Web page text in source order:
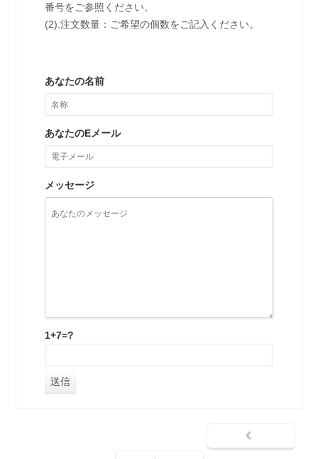
番号をご参照ください。
(2).注文数量：ご希望の個数をご記入ください。
あなたの名前
あなたのEメール
メッセージ
1+7=?